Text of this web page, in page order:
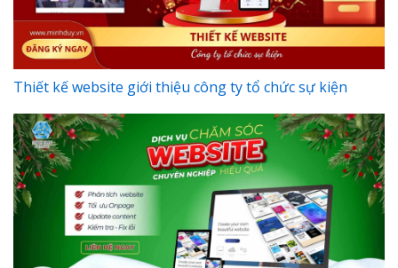
Thiết kế website giới thiệu công ty tổ chức sự kiện